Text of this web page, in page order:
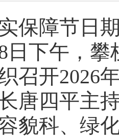
障节日期
日下午，
召开2026
唐四平主
貌科、绿